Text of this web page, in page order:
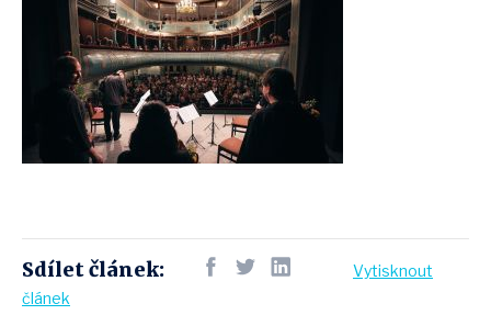
Sdílet článek:
Vytisknout
článek